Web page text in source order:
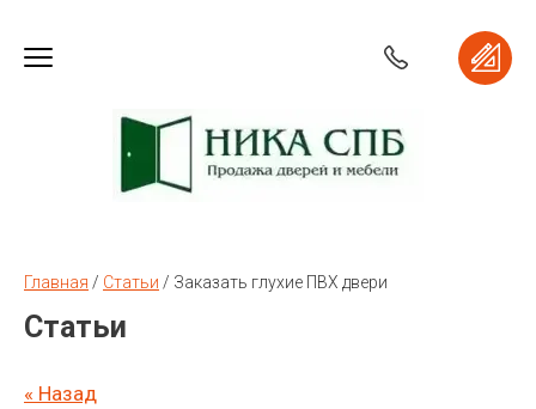
Главная / Статьи / Заказать глухие ПВХ двери
Статьи
« Назад